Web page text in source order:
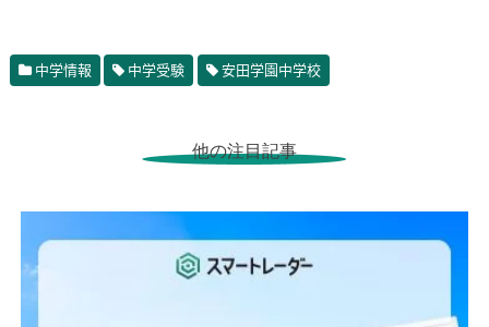
中学情報 中学受験 安田学園中学校
他の注目記事